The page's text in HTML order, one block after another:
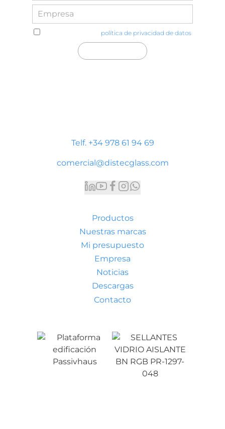
política de privacidad de datos
Telf. +34 978 61 94 69
comercial@distecglass.com
Productos
Nuestras marcas
Mi presupuesto
Empresa
Noticias
Descargas
Contacto